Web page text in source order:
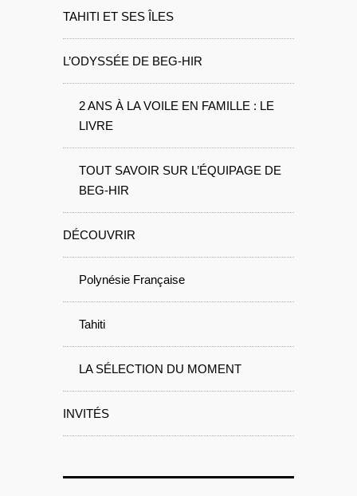
TAHITI ET SES ÎLES
L’ODYSSÉE DE BEG-HIR
2 ANS À LA VOILE EN FAMILLE : LE
LIVRE
TOUT SAVOIR SUR L’ÉQUIPAGE DE
BEG-HIR
DÉCOUVRIR
Polynésie Française
Tahiti
LA SÉLECTION DU MOMENT
INVITÉS